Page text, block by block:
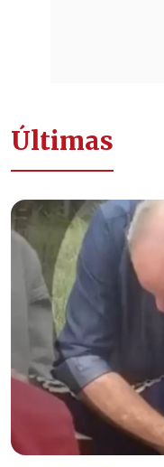
Últimas